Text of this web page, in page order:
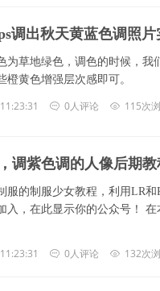
调出秋天黄蓝色调照片
为草地绿色，调色的时候，
橙黄色增强层次感即可。
0人评论 115次
调紫色调的人像后期教
服的制服少女教程，利用LR
入，在此显示你的公众号！
0人评论 132次